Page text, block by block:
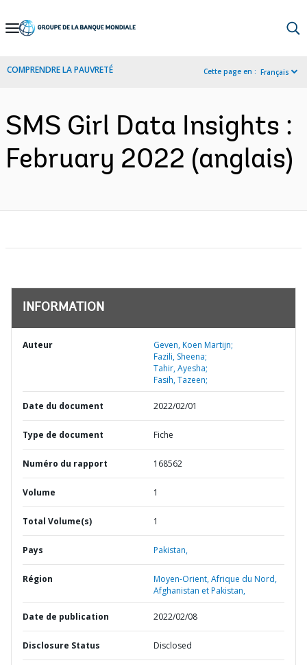
Skip
Navigation
COMPRENDRE LA PAUVRETÉ Cette page en : Français
SMS Girl Data Insights :
February 2022 (anglais)
INFORMATION
Auteur
Geven, Koen Martijn;
Fazili, Sheena;
Tahir, Ayesha;
Fasih, Tazeen;
Date du document 2022/02/01
Type de document Fiche
Numéro du rapport 168562
Volume 1
Total Volume(s) 1
Pays Pakistan,
Région
Moyen-Orient, Afrique du Nord,
Afghanistan et Pakistan,
Date de publication 2022/02/08
Disclosure Status Disclosed